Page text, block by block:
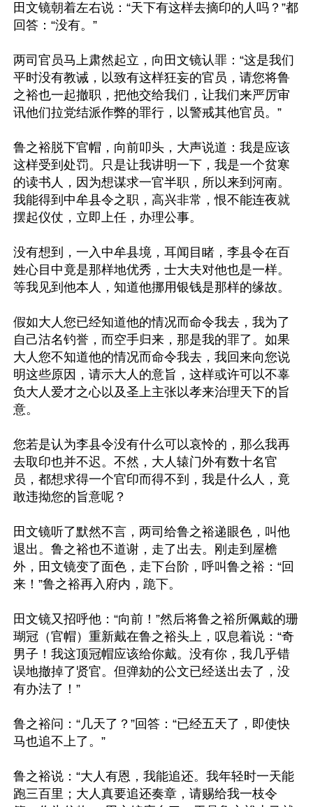
田文镜朝着左右说：“天下有这样去摘印的人吗？”都
回答：“没有。”
两司官员马上肃然起立，向田文镜认罪：“这是我们
平时没有教诫，以致有这样狂妄的官员，请您将鲁
之裕也一起撤职，把他交给我们，让我们来严厉审
讯他们拉党结派作弊的罪行，以警戒其他官员。”
鲁之裕脱下官帽，向前叩头，大声说道：我是应该
这样受到处罚。只是让我讲明一下，我是一个贫寒
的读书人，因为想谋求一官半职，所以来到河南。
我能得到中牟县令之职，高兴非常，恨不能连夜就
摆起仪仗，立即上任，办理公事。
没有想到，一入中牟县境，耳闻目睹，李县令在百
姓心目中竟是那样地优秀，士大夫对他也是一样。
等我见到他本人，知道他挪用银钱是那样的缘故。
假如大人您已经知道他的情况而命令我去，我为了
自己沽名钓誉，而空手归来，那是我的罪了。如果
大人您不知道他的情况而命令我去，我回来向您说
明这些原因，请示大人的意旨，这样或许可以不辜
负大人爱才之心以及圣上主张以孝来治理天下的旨
意。
您若是认为李县令没有什么可以哀怜的，那么我再
去取印也并不迟。不然，大人辕门外有数十名官
员，都想求得一个官印而得不到，我是什么人，竟
敢违拗您的旨意呢？
田文镜听了默然不言，两司给鲁之裕递眼色，叫他
退出。鲁之裕也不道谢，走了出去。刚走到屋檐
外，田文镜变了面色，走下台阶，呼叫鲁之裕：“回
来！”鲁之裕再入府内，跪下。
田文镜又招呼他：“向前！”然后将鲁之裕所佩戴的珊
瑚冠（官帽）重新戴在鲁之裕头上，叹息着说：“奇
男子！我这顶冠帽应该给你戴。没有你，我几乎错
误地撤掉了贤官。但弹劾的公文已经送出去了，没
有办法了！”
鲁之裕问：“几天了？”回答：“已经五天了，即使快
马也追不上了。”
鲁之裕说：“大人有恩，我能追还。我年轻时一天能
跑三百里；大人真要追还奏章，请赐给我一枝令